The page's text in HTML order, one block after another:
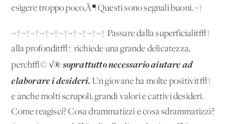
esigere troppo poco‚Ä¶ Questi sono segnali buoni.¬†
¬†¬†¬†¬†¬†¬†¬†¬†¬†¬† Passare dalla superficialit√†
alla profondit√† richiede una grande delicatezza,
perch√©√®soprattutto necessario aiutare ad
elaborare i desideri. Un giovane ha molte positivit√†
e anche molti scrupoli, grandi valori e cattivi desideri.
Come reagisci? Cosa drammatizzi e cosa sdrammatizzi?